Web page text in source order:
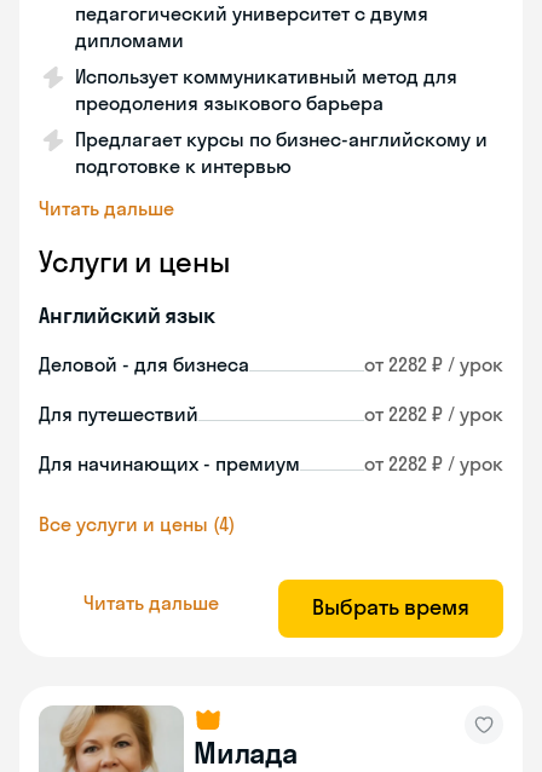
педагогический университет с двумя
дипломами
Использует коммуникативный метод для
преодоления языкового барьера
Предлагает курсы по бизнес-английскому и
подготовке к интервью
Читать дальше
Услуги и цены
Английский язык
Деловой - для бизнеса от 2282 ₽ / урок
Для путешествий от 2282 ₽ / урок
Для начинающих - премиум от 2282 ₽ / урок
Все услуги и цены (4)
Читать дальше Выбрать время
Милада